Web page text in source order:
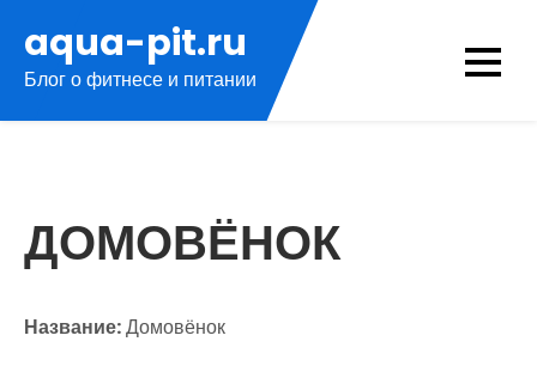
содержимому
aqua-pit.ru
Блог о фитнесе и питании
ДОМОВЁНОК
Название:Домовёнок